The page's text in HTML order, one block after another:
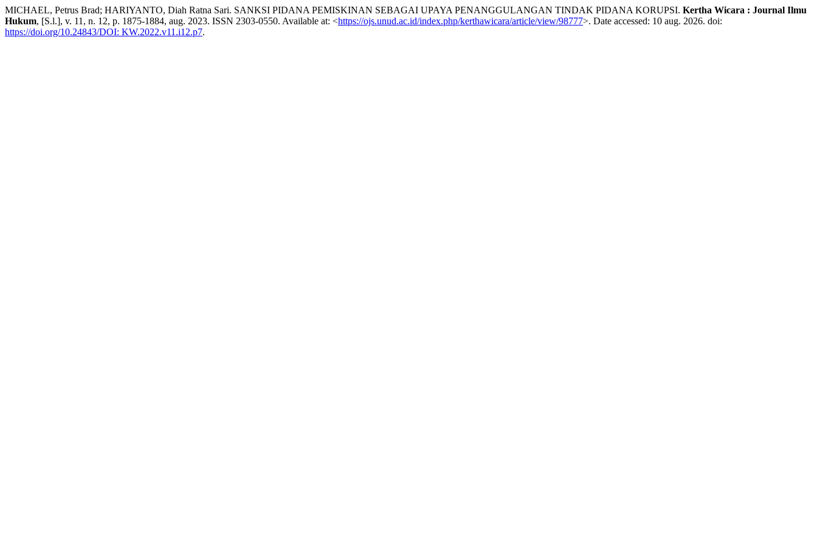
MICHAEL, Petrus Brad; HARIYANTO, Diah Ratna Sari. SANKSI PIDANA PEMISKINAN SEBAGAI UPAYA PENANGGULANGAN TINDAK PIDANA KORUPSI. Kertha Wicara : Journal Ilmu
Hukum, [S.l.], v. 11, n. 12, p. 1875-1884, aug. 2023. ISSN 2303-0550. Available at: <https://ojs.unud.ac.id/index.php/kerthawicara/article/view/98777>. Date accessed: 10 aug. 2026. doi:
https://doi.org/10.24843/DOI: KW.2022.v11.i12.p7.